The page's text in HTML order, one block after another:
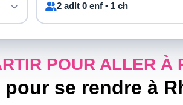
2 adlt 0 enf • 1 ch
POUR ALLER À
se rendre à